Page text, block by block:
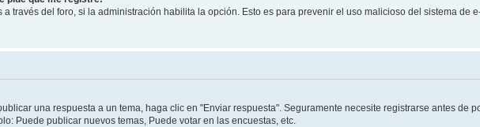
través del foro, si la administración habilita la opción. Esto es para prevenir el uso malicioso del sistema de
una respuesta a un tema, haga clic en "Enviar respuesta". Seguramente necesite registrarse antes de
Puede publicar nuevos temas, Puede votar en las encuestas, etc.